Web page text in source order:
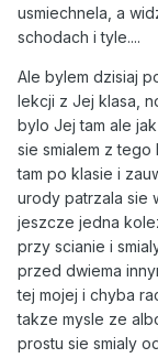
usmiechnela, a
schodach i tyle....
Ale bylem dzisiaj
lekcji z Jej klasa,
bylo Jej tam ale
sie smialem z
tam po klasie i
urody patrzala sie
jeszcze jedna
przy scianie i
przed dwiema
tej mojej i chyba
takze mysle ze
prostu sie smialy